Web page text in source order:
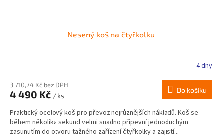
Nesený koš na čtyřkolku
4 dny
3 710,74 Kč bez DPH
4 490 Kč / ks
Do košíku
Praktický ocelový koš pro převoz nejrůznějších nákladů. Koš se
během několika sekund velmi snadno připevní jednoduchým
zasunutím do otvoru tažného zařízení čtyřkolky a zajistí...